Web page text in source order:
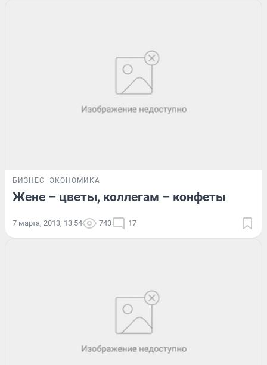
БИЗНЕС ЭКОНОМИКА
Жене – цветы, коллегам – конфеты
7 марта, 2013, 13:54 743 17